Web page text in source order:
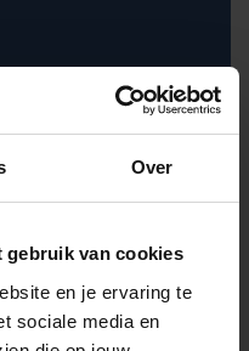
Over
gebruik van cookies
en je ervaring te
sociale media en